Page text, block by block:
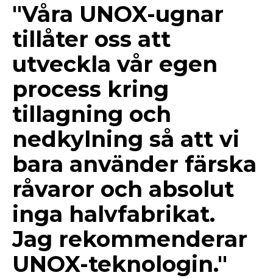
"Våra UNOX-ugnar
tillåter oss att
utveckla vår egen
process kring
tillagning och
nedkylning så att vi
bara använder färska
råvaror och absolut
inga halvfabrikat.
Jag rekommenderar
UNOX-teknologin."